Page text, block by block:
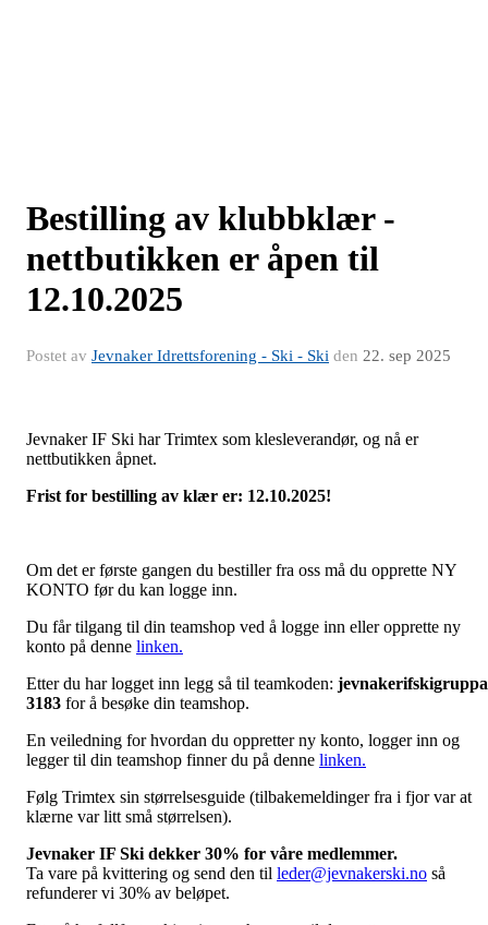
Bestilling av klubbklær -
nettbutikken er åpen til
12.10.2025
Postet av Jevnaker Idrettsforening - Ski - Ski den 22. sep 2025
Jevnaker IF Ski har Trimtex som klesleverandør, og nå er
nettbutikken åpnet.
Frist for bestilling av klær er: 12.10.2025!
Om det er første gangen du bestiller fra oss må du opprette NY
KONTO før du kan logge inn.
Du får tilgang til din teamshop ved å logge inn eller opprette ny
konto på denne linken.
Etter du har logget inn legg så til teamkoden:
3183 for å besøke din teamshop.
En veiledning for hvordan du oppretter ny konto, logger inn og
legger til din teamshop finner du på denne linken.
Følg Trimtex sin størrelsesguide (tilbakemeldinger fra i fjor var at
klærne var litt små størrelsen).
Jevnaker IF Ski dekker 30% for våre medlemmer.
Ta vare på kvittering og send den til leder@jevnakerski.no så
refunderer vi 30% av beløpet.